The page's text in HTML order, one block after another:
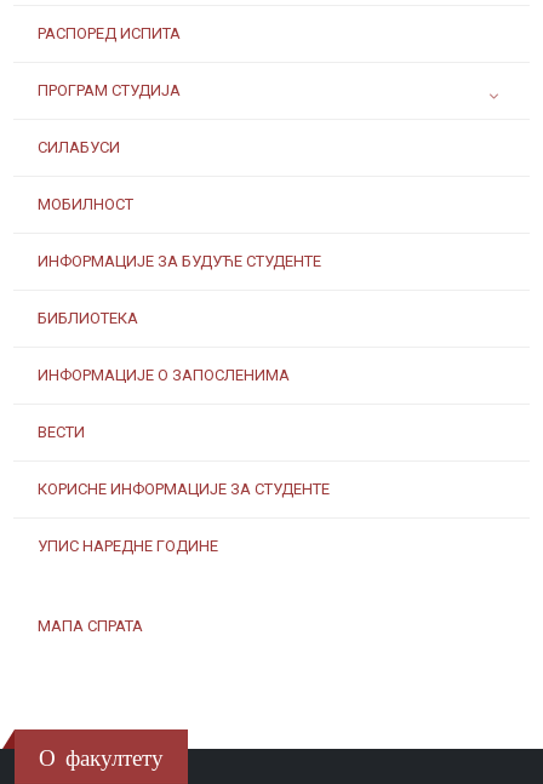
РАСПОРЕД ИСПИТА
ПРОГРАМ СТУДИЈА
СИЛАБУСИ
МОБИЛНОСТ
ИНФОРМАЦИЈЕ ЗА БУДУЋЕ СТУДЕНТЕ
БИБЛИОТЕКА
ИНФОРМАЦИЈЕ О ЗАПОСЛЕНИМА
ВЕСТИ
КОРИСНЕ ИНФОРМАЦИЈЕ ЗА СТУДЕНТЕ
УПИС НАРЕДНЕ ГОДИНЕ
МАПА СПРАТА
О факултету